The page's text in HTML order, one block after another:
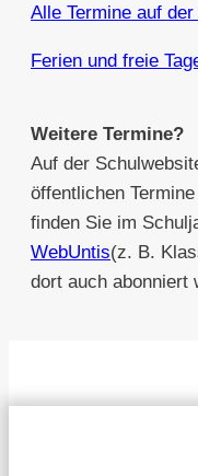
Alle Termine auf
Ferien und freie
Weitere Termine?
Auf der
öffentlichen
finden Sie im
WebUntis(z. B.
dort auch abonniert